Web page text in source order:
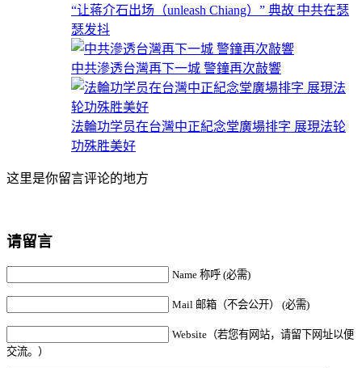
“让蒋介石出场（unleash Chiang）” 典故 中共在瑟
瑟发抖
中共滲透台灣再下一城 警鐘再次敲響
法輪功学员在台灣中正紀念堂廣場排字 展現法轮
功殊胜美好
这里是你留言评论的地方
请留言
Name 称呼 (必需)
Mail 邮箱（不会公开） (必需)
Website（若您有网站，请留下网址以便
交流。）